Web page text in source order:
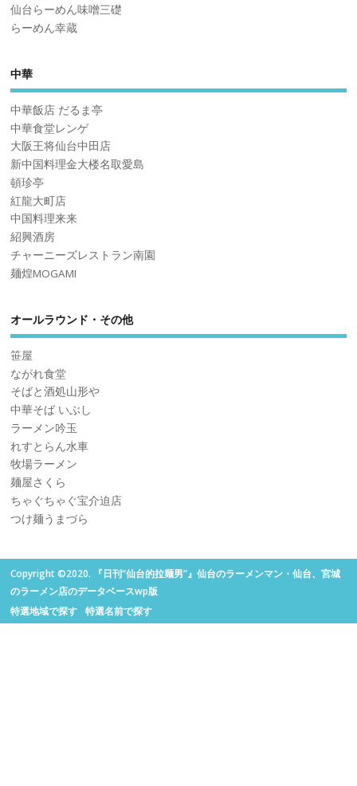
仙台らーめん味噌三礎
らーめん幸蔵
中華
中華飯店 だるま亭
中華食堂レンゲ
大阪王将仙台中田店
新中国料理金大楼名取愛島
頓珍亭
紅龍大町店
中国料理来来
紹興酒房
チャーニーズレストラン南園
麺煌MOGAMI
オールラウンド・その他
笹屋
ながれ食堂
そばと酒処山形や
中華そば いぶし
ラーメン吟玉
れすとらん水車
牧場ラーメン
麺屋さくら
ちゃぐちゃぐ宝介迫店
つけ麺うまづら
Copyright ©2020. 『日刊“仙台的拉麺男”』仙台のラーメンマン・仙台、宮城
のラーメン店のデータベースwp版
特選地域で探す
特選名前で探す